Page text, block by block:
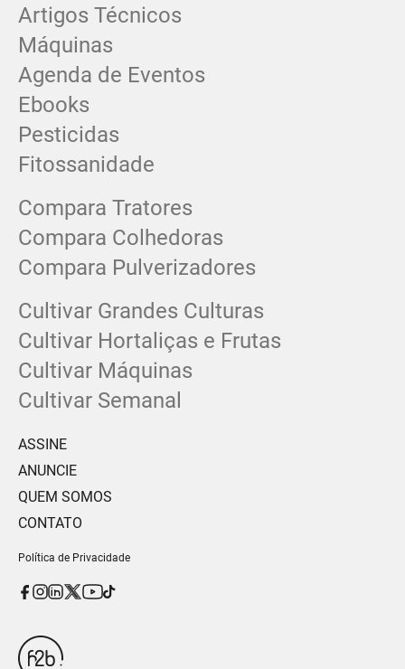
Artigos Técnicos
Máquinas
Agenda de Eventos
Ebooks
Pesticidas
Fitossanidade
Compara Tratores
Compara Colhedoras
Compara Pulverizadores
Cultivar Grandes Culturas
Cultivar Hortaliças e Frutas
Cultivar Máquinas
Cultivar Semanal
ASSINE
ANUNCIE
QUEM SOMOS
CONTATO
Política de Privacidade